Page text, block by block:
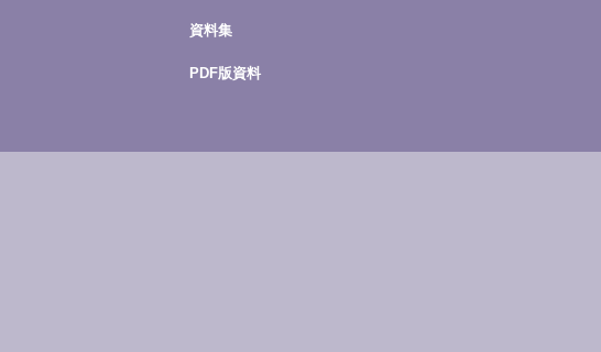
資料集
PDF版資料